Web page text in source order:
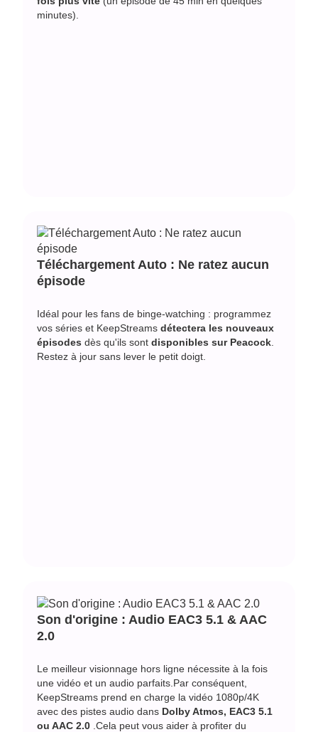
minutes).
Téléchargement Auto : Ne ratez aucun
épisode
Idéal pour les fans de binge-watching : programmez
vos séries et KeepStreamsdétectera les nouveaux
épisodes dès qu'ils sontdisponibles sur Peacock
Restez à jour sans lever le petit doigt.
Son d'origine : Audio EAC3 5.1 & AAC
2.0
Le meilleur visionnage hors ligne nécessite à la fois
une vidéo et un audio parfaits.Par conséquent,
KeepStreams prend en charge la vidéo 1080p/4K
avec des pistes audio dans Dolby Atmos, EAC3 5.1
ou AAC 2.0 .Cela peut vous aider à profiter du